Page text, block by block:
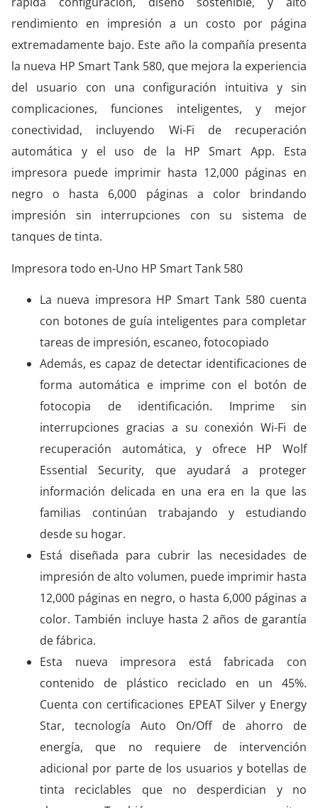
rendimiento en impresión a un costo por página
extremadamente bajo. Este año la compañía presenta
la nueva HP Smart Tank 580, que mejora la experiencia
del usuario con una configuración intuitiva y sin
complicaciones, funciones inteligentes, y mejor
conectividad, incluyendo Wi-Fi de recuperación
automática y el uso de la HP Smart App. Esta
impresora puede imprimir hasta 12,000 páginas en
negro o hasta 6,000 páginas a color brindando
impresión sin interrupciones con su sistema de
tanques de tinta.
Impresora todo en-Uno HP Smart Tank 580
La nueva impresora HP Smart Tank 580 cuenta
con botones de guía inteligentes para completar
tareas de impresión, escaneo, fotocopiado
Además, es capaz de detectar identificaciones de
forma automática e imprime con el botón de
fotocopia de identificación. Imprime sin
interrupciones gracias a su conexión Wi-Fi de
recuperación automática, y ofrece HP Wolf
Essential Security, que ayudará a proteger
información delicada en una era en la que las
familias continúan trabajando y estudiando
desde su hogar.
Está diseñada para cubrir las necesidades de
impresión de alto volumen, puede imprimir hasta
12,000 páginas en negro, o hasta 6,000 páginas a
color. También incluye hasta 2 años de garantía
de fábrica.
Esta nueva impresora está fabricada con
contenido de plástico reciclado en un 45%.
Cuenta con certificaciones EPEAT Silver y Energy
Star, tecnología Auto On/Off de ahorro de
energía, que no requiere de intervención
adicional por parte de los usuarios y botellas de
tinta reciclables que no desperdician y no